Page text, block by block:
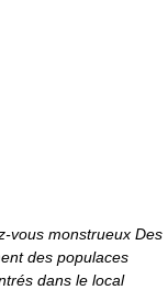
vous monstrueux Des
des populaces
dans le local